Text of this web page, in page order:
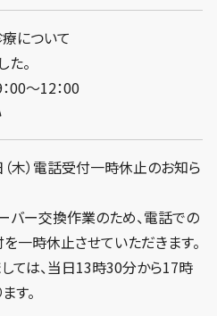
について
。
00～12：00
木）電話受付一時休止のお知ら
バー交換作業のため、電話での
一時休止させていただきます。
ては、当日13時30分から17時
す。